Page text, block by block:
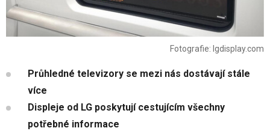
Fotografie: lgdisplay.com
Průhledné televizory se mezi nás dostávají stále
více
Displeje od LG poskytují cestujícím všechny
potřebné informace